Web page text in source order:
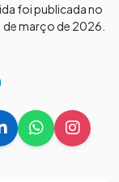
foi publicada no
março de 2026.